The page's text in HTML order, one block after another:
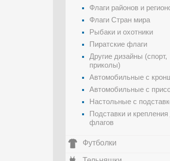
Флаги районов и
Флаги Стран мира
Рыбаки и охотники
Пиратские флаги
Другие дизайны (спорт,
приколы)
Автомобильные с
Автомобильные с
Настольные с
Подставки и крепления
флагов
Футболки